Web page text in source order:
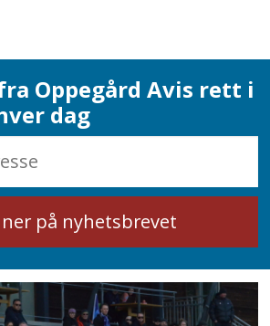
Oppegård Avis rett i
dag